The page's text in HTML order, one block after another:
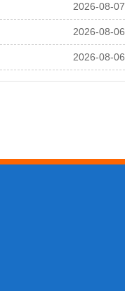
2026-08-07
2026-08-06
2026-08-06